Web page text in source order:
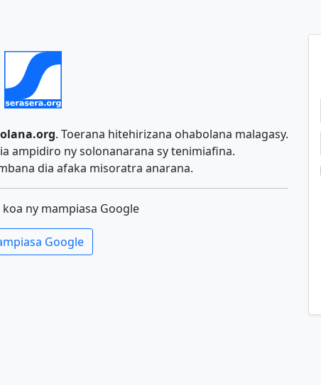
. Toerana hitehirizana ohabolana malagasy.
ampidiro ny solonanarana sy tenimiafina.
dia afaka misoratra anarana.
ny mampiasa Google
Google